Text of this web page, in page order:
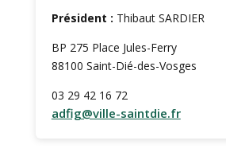
Président : Thibaut SARDIER
BP 275 Place Jules-Ferry
88100 Saint-Dié-des-Vosges
03 29 42 16 72
adfig@ville-saintdie.fr